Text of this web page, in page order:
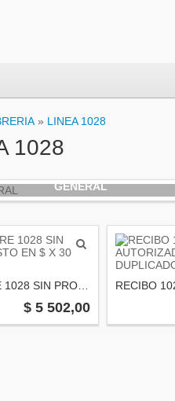
» LINEA 1028
1028
GENERAL
$ 5 502,00